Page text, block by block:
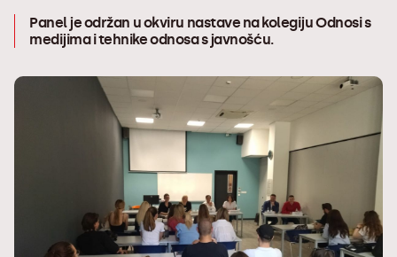
Panel je održan u okviru nastave na kolegiju Odnosi s
medijima i tehnike odnosa s javnošću.